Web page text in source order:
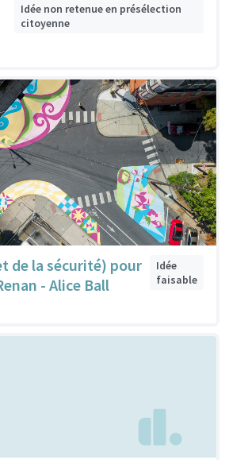
Idée non retenue en présélection
citoyenne
de la sécurité) pour
- Alice Ball
Idée
faisable